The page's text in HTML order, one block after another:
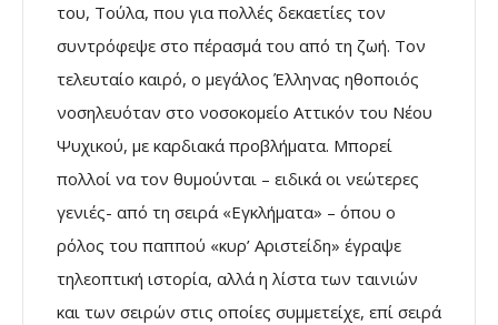
του, Τούλα, που για πολλές δεκαετίες τον
συντρόφεψε στο πέρασμά του από τη ζωή. Τον
τελευταίο καιρό, ο μεγάλος Έλληνας ηθοποιός
νοσηλευόταν στο νοσοκομείο Αττικόν του Νέου
Ψυχικού, με καρδιακά προβλήματα. Μπορεί
πολλοί να τον θυμούνται – ειδικά οι νεώτερες
γενιές- από τη σειρά «Εγκλήματα» – όπου ο
ρόλος του παππού «κυρ’ Αριστείδη» έγραψε
τηλεοπτική ιστορία, αλλά η λίστα των ταινιών
και των σειρών στις οποίες συμμετείχε, επί σειρά